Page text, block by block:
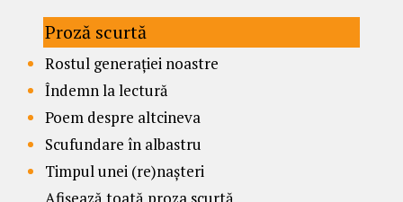
Proză scurtă
Rostul generației noastre
Îndemn la lectură
Poem despre altcineva
Scufundare în albastru
Timpul unei (re)nașteri